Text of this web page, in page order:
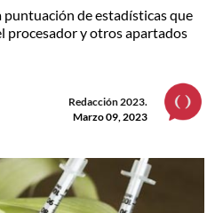
de estadísticas que
procesador y otros apartados
Redacción 2023.
Marzo 09, 2023